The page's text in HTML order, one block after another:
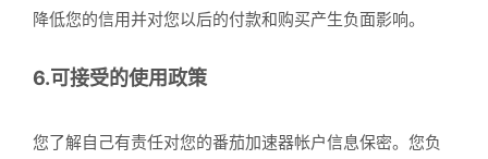
降低您的信用并对您以后的付款和购买产生负面影响。
6.可接受的使用政策
您了解自己有责任对您的番茄加速器帐户信息保密。您负